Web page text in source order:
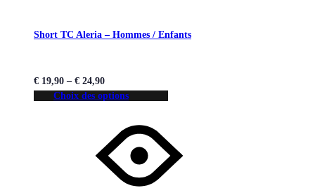
Short TC Aleria – Hommes / Enfants
€ 19,90 – € 24,90
Choix des options